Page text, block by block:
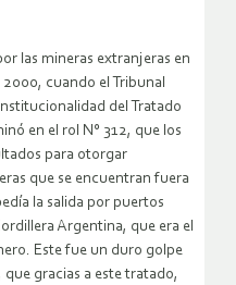
las mineras extranjeras en
cuando el Tribunal
del Tratado
en el rol N° 312, que los
para otorgar
que se encuentran fuera
la salida por puertos
Argentina, que era el
Este fue un duro golpe
gracias a este tratado,